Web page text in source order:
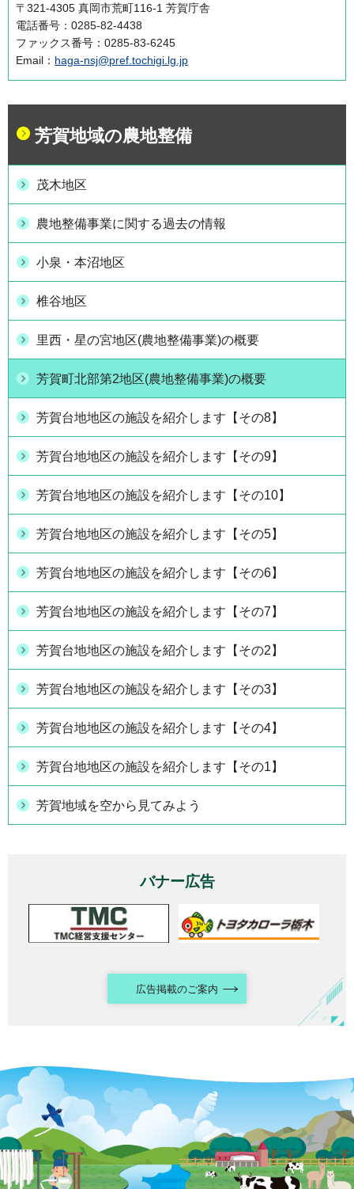
〒321-4305 真岡市荒町116-1 芳賀庁舎
電話番号：0285-82-4438
ファックス番号：0285-83-6245
Email： haga-nsj@pref.tochigi.lg.jp
芳賀地域の農地整備
茂木地区
農地整備事業に関する過去の情報
小泉・本沼地区
椎谷地区
里西・星の宮地区(農地整備事業)の概要
芳賀町北部第2地区(農地整備事業)の概要
芳賀台地地区の施設を紹介します【その8】
芳賀台地地区の施設を紹介します【その9】
芳賀台地地区の施設を紹介します【その10】
芳賀台地地区の施設を紹介します【その5】
芳賀台地地区の施設を紹介します【その6】
芳賀台地地区の施設を紹介します【その7】
芳賀台地地区の施設を紹介します【その2】
芳賀台地地区の施設を紹介します【その3】
芳賀台地地区の施設を紹介します【その4】
芳賀台地地区の施設を紹介します【その1】
芳賀地域を空から見てみよう
バナー広告
広告掲載のご案内